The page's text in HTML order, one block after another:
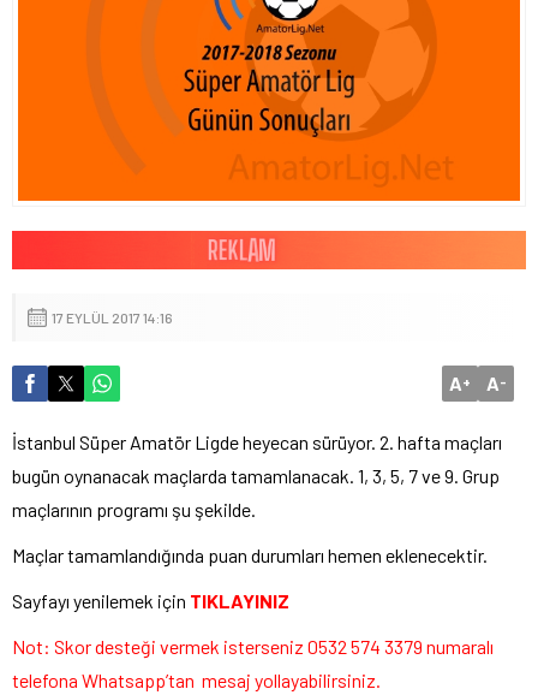
17 EYLÜL 2017 14:16
A+ A-
İstanbul Süper Amatör Ligde heyecan sürüyor. 2. hafta maçları
bugün oynanacak maçlarda tamamlanacak. 1, 3, 5, 7 ve 9. Grup
maçlarının programı şu şekilde.
Maçlar tamamlandığında puan durumları hemen eklenecektir.
Sayfayı yenilemek için TIKLAYINIZ
Not: Skor desteği vermek isterseniz 0532 574 3379 numaralı
telefona Whatsapp’tan mesaj yollayabilirsiniz.